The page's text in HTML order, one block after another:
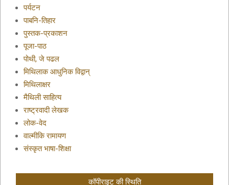
पर्यटन
पाबनि-तिहार
पुस्तक-प्रकाशन
पूजा-पाठ
पोथी, जे पढल
मिथिलाक आधुनिक विद्वान्
मिथिलाक्षर
मैथिली साहित्य
राष्ट्रवादी लेखक
लोक-वेद
वाल्मीकि रामायण
संस्कृत भाषा-शिक्षा
कॉपीराइट की स्थिति